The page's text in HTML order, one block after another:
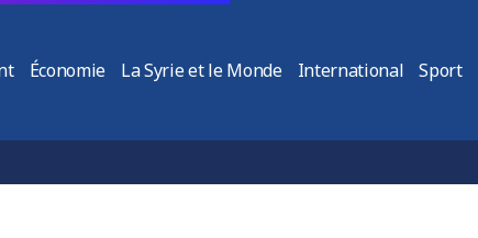
Économie La Syrie et le Monde International Sport